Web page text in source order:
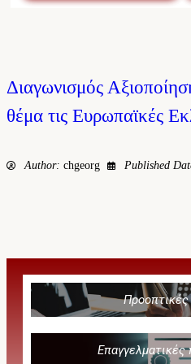
Διαγωνισμός
θέμα τις Ευρωπαϊκές
Author: chgeorg Published
Προοπτικές
Επαγγελματικές